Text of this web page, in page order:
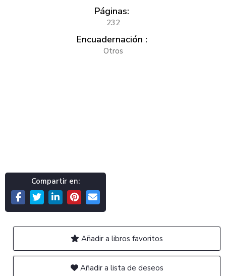
Páginas:
232
Encuadernación :
Otros
Compartir en:
Añadir a libros favoritos
Añadir a lista de deseos